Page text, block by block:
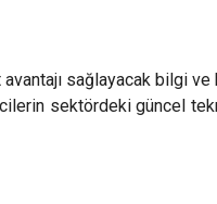
sağlayacak bilgi
sektördeki güncel